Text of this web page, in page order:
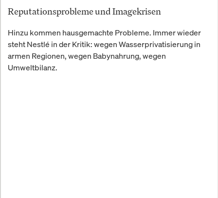
Reputationsprobleme und Imagekrisen
Hinzu kommen hausgemachte Probleme. Immer wieder
steht Nestlé in der Kritik: wegen Wasserprivatisierung in
armen Regionen, wegen Babynahrung, wegen
Umweltbilanz.